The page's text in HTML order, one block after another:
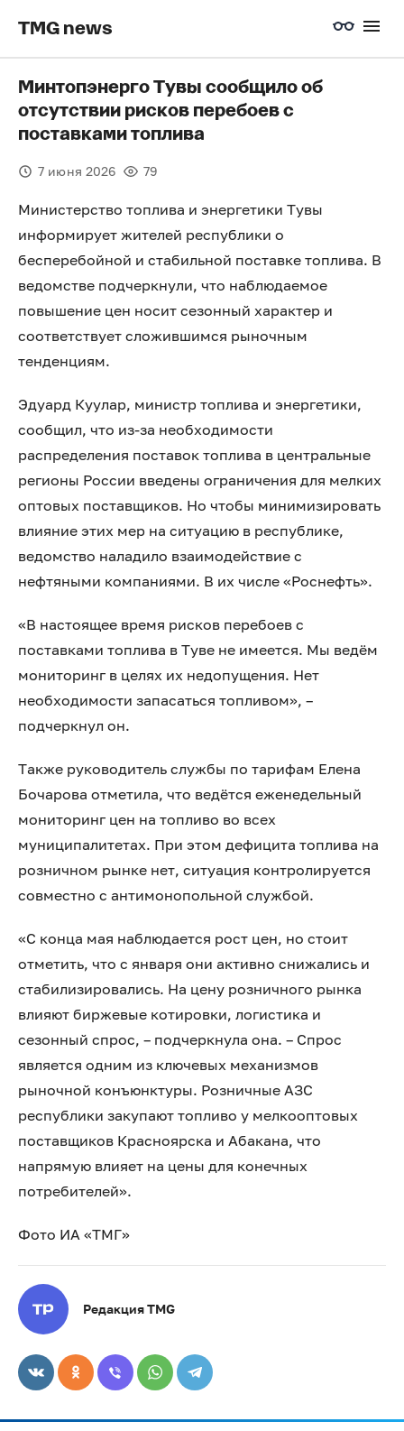
TMG news
Минтопэнерго Тувы сообщило об
отсутствии рисков перебоев с
поставками топлива
7 июня 2026 79
Министерство топлива и энергетики Тувы
информирует жителей республики о
бесперебойной и стабильной поставке топлива. В
ведомстве подчеркнули, что наблюдаемое
повышение цен носит сезонный характер и
соответствует сложившимся рыночным
тенденциям.
Эдуард Куулар, министр топлива и энергетики,
сообщил, что из-за необходимости
распределения поставок топлива в центральные
регионы России введены ограничения для мелких
оптовых поставщиков. Но чтобы минимизировать
влияние этих мер на ситуацию в республике,
ведомство наладило взаимодействие с
нефтяными компаниями. В их числе «Роснефть».
«В настоящее время рисков перебоев с
поставками топлива в Туве не имеется. Мы ведём
мониторинг в целях их недопущения. Нет
необходимости запасаться топливом», –
подчеркнул он.
Также руководитель службы по тарифам Елена
Бочарова отметила, что ведётся еженедельный
мониторинг цен на топливо во всех
муниципалитетах. При этом дефицита топлива на
розничном рынке нет, ситуация контролируется
совместно с антимонопольной службой.
«С конца мая наблюдается рост цен, но стоит
отметить, что с января они активно снижались и
стабилизировались. На цену розничного рынка
влияют биржевые котировки, логистика и
сезонный спрос, – подчеркнула она. – Спрос
является одним из ключевых механизмов
рыночной конъюнктуры. Розничные АЗС
республики закупают топливо у мелкооптовых
поставщиков Красноярска и Абакана, что
напрямую влияет на цены для конечных
потребителей».
Фото ИА «ТМГ»
Редакция TMG